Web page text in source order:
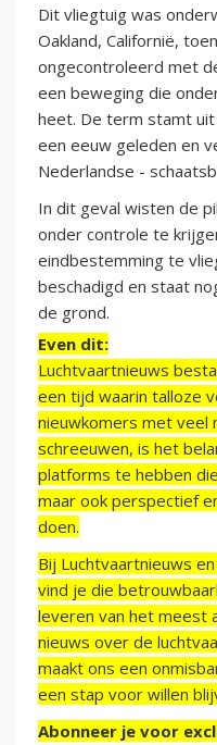
Dit vliegtuig was
Oakland, Californië,
ongecontroleerd met
een beweging die
heet. De term stamt
een eeuw geleden en
Nederlandse -
In dit geval wisten de
onder controle te
eindbestemming te
beschadigd en staat
de grond.
Even dit:
Luchtvaartnieuws
een tijd waarin talloze
nieuwkomers met veel
schreeuwen, is het
platforms te hebben
maar ook perspectief
doen.
Bij Luchtvaartnieuws
vind je die
leveren van het meest
nieuws over de
maakt ons een
een stap voor willen
Abonneer je voor